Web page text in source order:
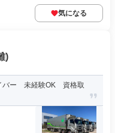
気になる
)
バー 未経験OK 資格取